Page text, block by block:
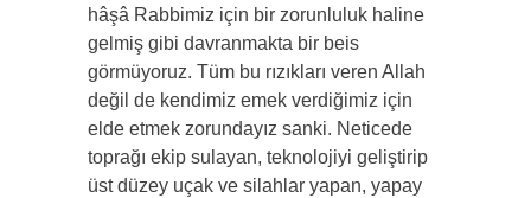
hâşâ Rabbimiz için bir zorunluluk haline
gelmiş gibi davranmakta bir beis
görmüyoruz. Tüm bu rızıkları veren Allah
değil de kendimiz emek verdiğimiz için
elde etmek zorundayız sanki. Neticede
toprağı ekip sulayan, teknolojiyi geliştirip
üst düzey uçak ve silahlar yapan, yapay